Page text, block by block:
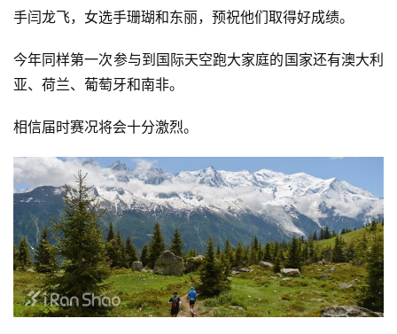
赛
观
察
装
备
训
手闫龙飞，女选手珊瑚和东丽，预祝他们取得好成绩。
今年同样第一次参与到国际天空跑大家庭的国家还有澳大利
亚、荷兰、葡萄牙和南非。
相信届时赛况将会十分激烈。